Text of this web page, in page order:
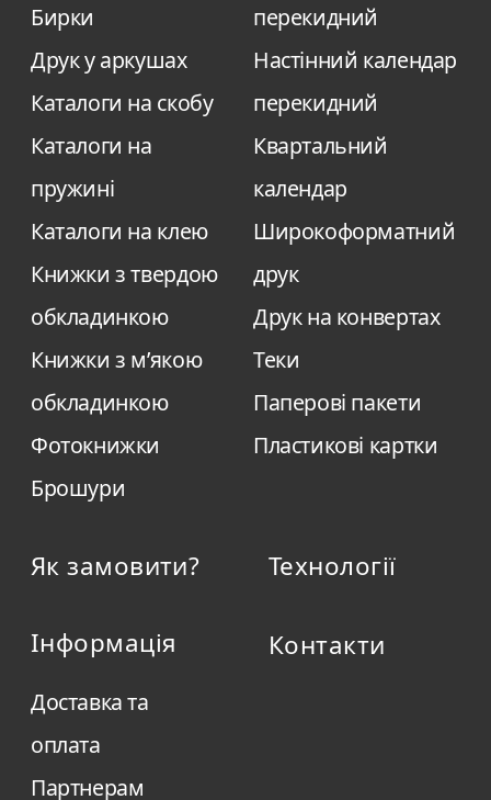
Бирки
Друк у аркушах
Каталоги на скобу
Каталоги на
пружині
Каталоги на клею
Книжки з твердою
обкладинкою
Книжки з м’якою
обкладинкою
Фотокнижки
Брошури
перекидний
Настінний календар
перекидний
Квартальний
календар
Широкоформатний
друк
Друк на конвертах
Теки
Паперові пакети
Пластикові картки
Як замовити?
Інформація
Доставка та
оплата
Партнерам
Технології
Контакти